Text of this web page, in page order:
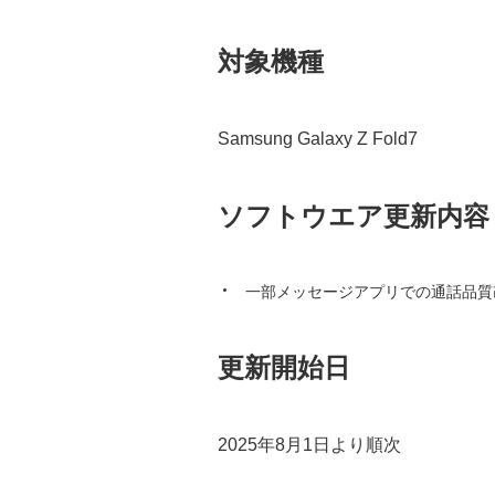
対象機種
Samsung Galaxy Z Fold7
ソフトウエア更新内容
一部メッセージアプリでの通話品
更新開始日
2025年8月1日より順次